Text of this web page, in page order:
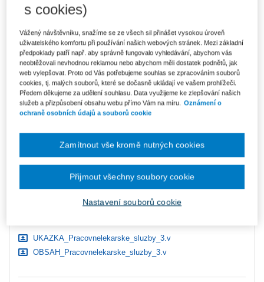
E-kniha Smarteca + soubory ke stažení
V prodeji - ihned k dispozici
Kde najdu soubory e-knih?
412 Kč
Ušetříte 216 Kč
DMOC 628 Kč
Balíček - Tištěná kniha + E-kniha
Smarteca + soubory ke stažení
Skladem- expedice do 2 pracovních dnů
Co je Smarteca?
Upozorňujeme, že v období od 1.8. do 21.8. z technických
důvodů nemůžeme vystavovat daňové doklady. Budou vám
zaslány dodatečně e-mailem.
Ceny jsou včetně DPH
UKAZKA_Pracovnelekarske_sluzby_3.v
OBSAH_Pracovnelekarske_sluzby_3.v
s cookies)
Vážený návštěvníku, snažíme se ze všech sil přinášet vysokou úroveň
uživatelského komfortu při používání našich webových stránek. Mezi základní
předpoklady patří např. aby správně fungovalo vyhledávání, abychom vás
neobtěžovali nevhodnou reklamou nebo abychom měli dostatek podnětů, jak
web vylepšovat. Proto od Vás potřebujeme souhlas se zpracováním souborů
cookies, tj. malých souborů, které se dočasně ukládají ve vašem prohlížeči.
Předem děkujeme za udělení souhlasu. Data využijeme ke zlepšování našich
služeb a přizpůsobení obsahu webu přímo Vám na míru.
Oznámení o
ochraně osobních údajů a souborů cookie
Nastavení souborů cookie
Zamítnout vše kromě nutných cookies
Přijmout všechny soubory cookie